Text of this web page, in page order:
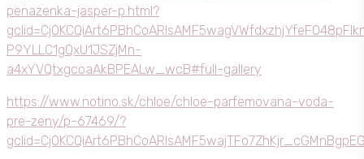
penazenka-jasper-p.html?
P9YLLC1gQxU1JSZjMn-
a4xYVQtxgcoaAkBPEALw_wcB#full-gallery
https://www.notino.sk/chloe/chloe-parfemovana-voda-
pre-zeny/p-67469/?